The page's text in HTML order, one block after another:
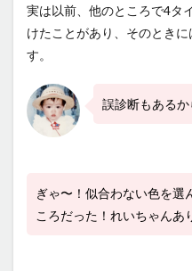
2.1
れいち
な人？
2.2
ナルカ
ラー診
断
実は以前、他のところで4タ
けたことがあり、そのとき
す。
誤診断もあるか
ぎゃ〜！似合わない色を選
ころだった！れいちゃんあ